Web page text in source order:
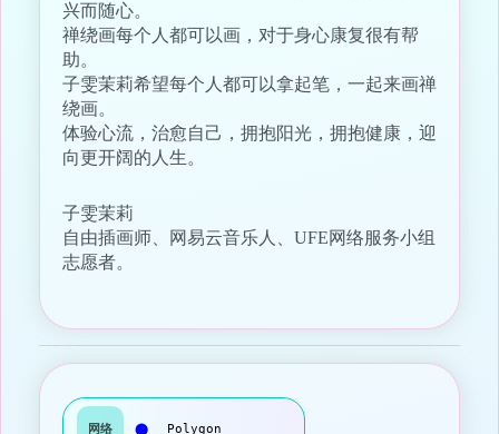
兴而随心。
禅绕画每个人都可以画，对于身心康复很有帮
助。
子雯茉莉希望每个人都可以拿起笔，一起来画禅
绕画。
体验心流，治愈自己，拥抱阳光，拥抱健康，迎
向更开阔的人生。
子雯茉莉
自由插画师、网易云音乐人、UFE网络服务小组
志愿者。
网络 ⬤
Polygon